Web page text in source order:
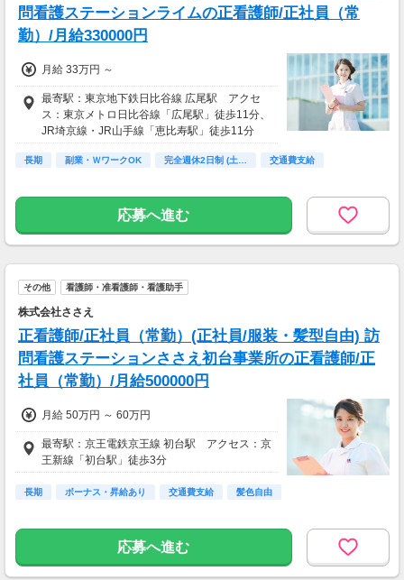
問看護ステーションライムの正看護師/正社員（常
勤）/月給330000円
月給 33万円 ～
最寄駅：東京地下鉄日比谷線 広尾駅 アクセ
ス：東京メトロ日比谷線「広尾駅」徒歩11分、
JR埼京線・JR山手線「恵比寿駅」徒歩11分
長期 副業・ＷワークOK 完全週休2日制 (土… 交通費支給
応募へ進む
その他 看護師・准看護師・看護助手
株式会社ささえ
正看護師/正社員（常勤）(正社員/服装・髪型自由) 訪
問看護ステーションささえ初台事業所の正看護師/正
社員（常勤）/月給500000円
月給 50万円 ～ 60万円
最寄駅：京王電鉄京王線 初台駅 アクセス：京
王新線「初台駅」徒歩3分
長期 ボーナス・昇給あり 交通費支給 髪色自由
応募へ進む